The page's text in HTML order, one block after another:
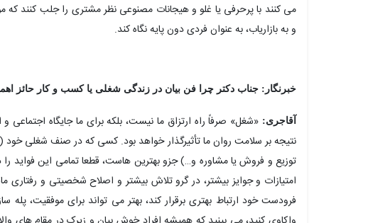
می کنند با پرحرفی یا غلو و هیجانات مصنوعی نظر مشتری را جلب کنند
و به بازاریاب، به عنوان فردی دون پایه نگاه کند.
خبرنگار: جناب دکتر چرا فن بیان در زندگی شغلی یا کسب و کار حائز
آقاجری: «شغل» صرفاً راه ارتزاق ما نیست، بلکه برای ما جایگاه اجتماعی
نتیجه بر سلامت روان ما تأثیرگذار خواهد بود. کسی که در صنف شغلی خود
توزیع و فروش یا مشاوره و…) جزو بهترین هاست، قطعا تمامی این فواید را
امتیازات و جوایز بیشتر، در گرو تلاش بیشتر و اصلاح شخصیتی و
فرودست خود ارتباط بهتری برقرار کند، بهتر می تواند برای موفقیت، پله